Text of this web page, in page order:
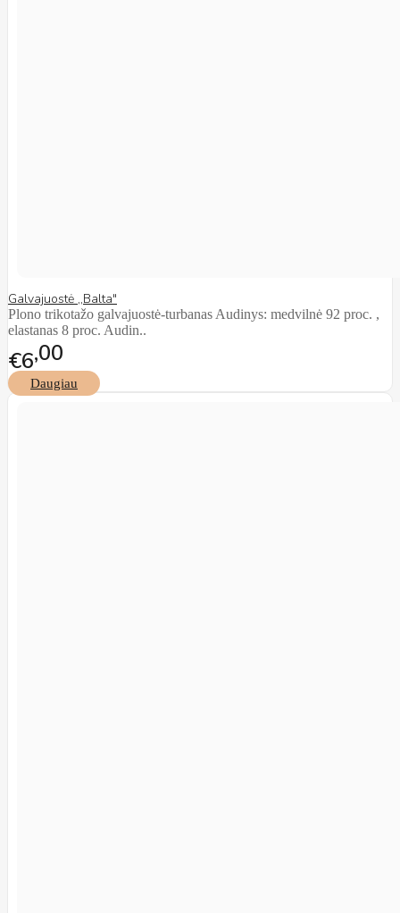
Galvajuostė ,,Balta"
Plono trikotažo galvajuostė-turbanas Audinys: medvilnė 92 proc. ,
elastanas 8 proc. Audin..
€6 00
Daugiau